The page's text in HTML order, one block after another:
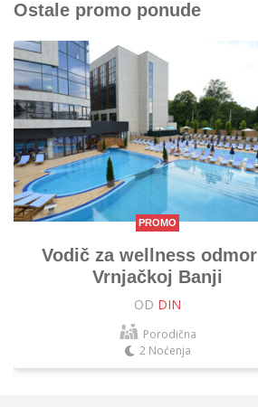
Ostale promo ponude
PROMO
Vodič za wellness
Vrnjačkoj Banji
OD DIN
Porodična
2 Noćenja